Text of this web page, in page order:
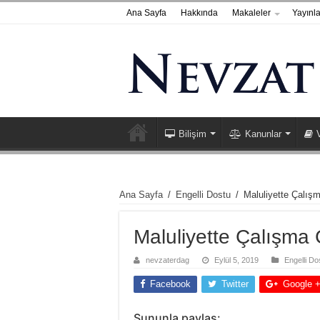
Ana Sayfa Hakkında Makaleler
Bilişim Kanunlar
Ana Sayfa / Engelli Dostu / Maluliyette
Maluliyette Çalışma
nevzaterdag Eylül 5, 2019 Engelli
Facebook Twitter Google +